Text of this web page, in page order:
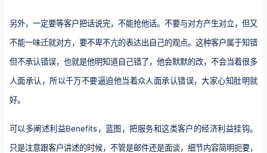
另外，一定要等客户把话说完，不能抢他话。不要与对方产生对立，但又
不能一味迁就对方，要不卑不亢的表达出自己的观点。这种客户属于知错
但不承认错误，也就是他明知道自己错了，他会默默的改，不会当着很多
人面承认，所以千万不要逼迫他当着众人面承认错误，大家心知肚明就
好。
可以多阐述利益Benefits，蓝图，把服务和这类客户的经济利益挂钩。
只是注意跟客户讲述的时候，不管是邮件还是面谈，细节内容简明扼要，